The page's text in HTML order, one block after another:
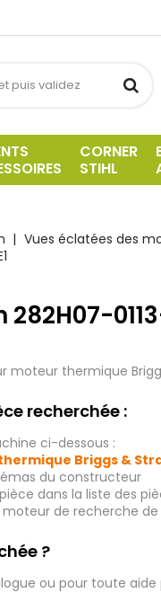
CORNER
STIHL
Vues éclatées des
thermique
recherchée :
ci-dessous :
Briggs &
du constructeur
dans la liste des
de recherche
?
ou pour toute